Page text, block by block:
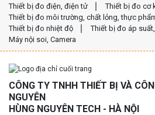
Thiết bị đo điện, điện tử
Thiết bị đo cơ
Thiết bị đo môi trường, chất lỏng, thực
Thiết bị đo nhiệt độ
Thiết bị đo áp
Máy nội soi, Camera
CÔNG TY TNHH THIẾT BỊ VÀ
NGUYÊN
HÙNG NGUYÊN TECH - HÀ NỘI